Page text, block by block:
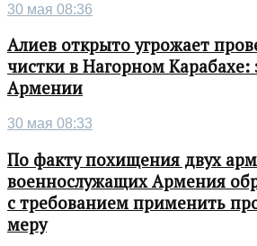
30 мая 08:36
Алиев открыто угрожает
чистки в Нагорном
Армении
30 мая 08:33
По факту похищения двух
военнослужащих Армения
с требованием применить
меру